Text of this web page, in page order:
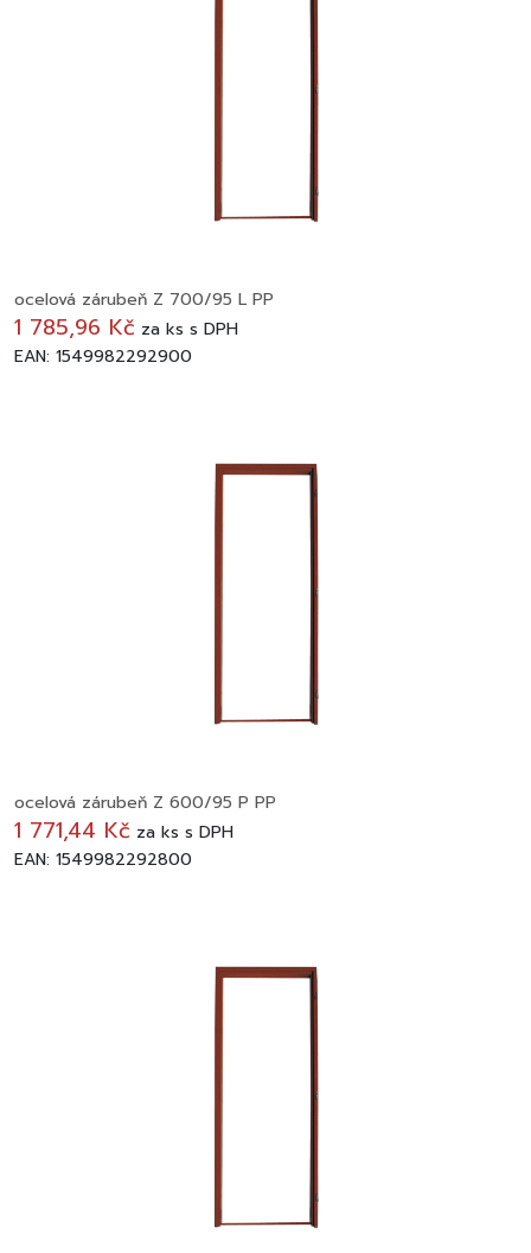
ocelová zárubeň Z 700/95 L PP
1 785,96 Kč za ks s DPH
EAN: 1549982292900
ocelová zárubeň Z 600/95 P PP
1 771,44 Kč za ks s DPH
EAN: 1549982292800